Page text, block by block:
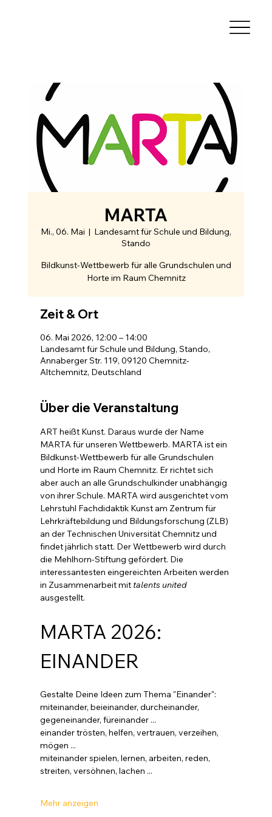
MARTA
Mi., 06. Mai
  |
Landesamt für Schule und Bildung,
Stando
Bildkunst-Wettbewerb für alle Grundschulen und
Horte im Raum Chemnitz
Zeit & Ort
06. Mai 2026, 12:00 – 14:00
Landesamt für Schule und Bildung, Stando,
Annaberger Str. 119, 09120 Chemnitz-
Altchemnitz, Deutschland
Über die Veranstaltung
ART heißt Kunst. Daraus wurde der Name
MARTA für unseren Wettbewerb. MARTA ist ein
Bildkunst-Wettbewerb für alle Grundschulen
und Horte im Raum Chemnitz. Er richtet sich
aber auch an alle Grundschulkinder unabhängig
von ihrer Schule. MARTA wird ausgerichtet vom
Lehrstuhl Fachdidaktik Kunst am Zentrum für
Lehrkräftebildung und Bildungsforschung (ZLB)
an der Technischen Universität Chemnitz und
findet jährlich statt. Der Wettbewerb wird durch
die Mehlhorn-Stiftung gefördert. Die
interessantesten eingereichten Arbeiten werden
in Zusammenarbeit mit talents united
ausgestellt.
MARTA 2026:
EINANDER
Gestalte Deine Ideen zum Thema "Einander":
miteinander, beieinander, durcheinander,
gegeneinander, füreinander ...
einander trösten, helfen, vertrauen, verzeihen,
mögen ...
miteinander spielen, lernen, arbeiten, reden,
streiten, versöhnen, lachen ...
Mehr anzeigen